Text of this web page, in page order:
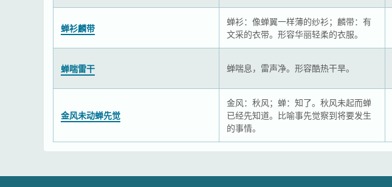
蝉衫麟带
蝉衫：像蝉翼一样薄的纱衫；麟带：有
文采的衣带。形容华丽轻柔的衣服。
蝉喘雷干 蝉喘息，雷声净。形容酷热干旱。
金风未动蝉先觉
金风：秋风；蝉：知了。秋风未起而蝉
已经先知道。比喻事先觉察到将要发生
的事情。